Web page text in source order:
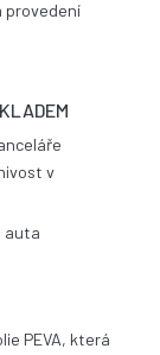
v
PEVA, která